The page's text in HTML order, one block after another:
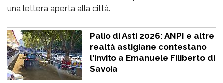
una lettera aperta alla città.
Palio di Asti 2026: ANPI e altre
realtà astigiane contestano
l'invito a Emanuele Filiberto di
Savoia